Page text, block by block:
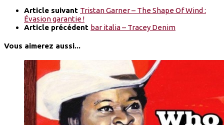
Article suivant Tristan Garner – The Shape Of Wind :
Évasion garantie !
Article précédent bar italia – Tracey Denim
Vous aimerez aussi...